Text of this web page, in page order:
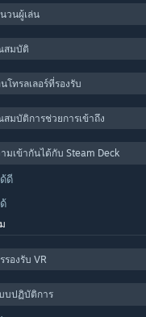
วล
งสถานการณ์
ตวิดีโอ
ไขรูปภาพ
วนผู้เล่น
สมบัติ
โทรลเลอร์ที่รองรับ
มบัติการช่วยการเข้าถึง
มเข้ากันได้กับ Steam Deck
ดี
รองรับ VR
บปฏิบัติการ